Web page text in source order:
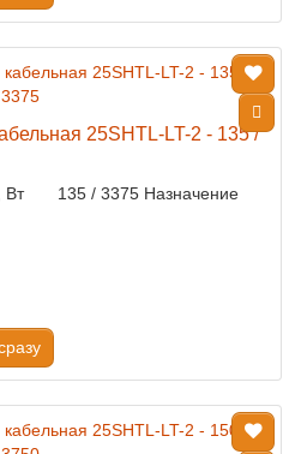
25SHTL-LT-2 - 135 /
Вт 135 / 3375 Назначение